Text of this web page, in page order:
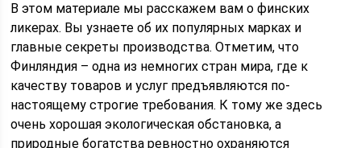
В этом материале мы расскажем вам о финских
ликерах. Вы узнаете об их популярных марках и
главные секреты производства. Отметим, что
Финляндия – одна из немногих стран мира, где к
качеству товаров и услуг предъявляются по-
настоящему строгие требования. К тому же здесь
очень хорошая экологическая обстановка, а
природные богатства ревностно охраняются